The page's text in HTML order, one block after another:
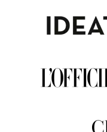
190 villas à louer